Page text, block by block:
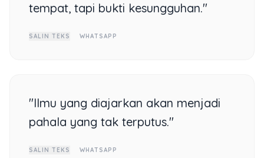
tempat, tapi bukti kesungguhan."
SALIN TEKS WHATSAPP
"Ilmu yang diajarkan akan menjadi
pahala yang tak terputus."
SALIN TEKS WHATSAPP